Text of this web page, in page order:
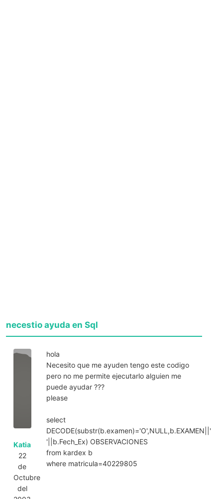
necestio ayuda en Sql
Katia
22
de
Octubre
del
hola
Necesito que me ayuden tengo este codigo
pero no me permite ejecutarlo alguien me
puede ayudar ???
please
select
DECODE(substr(b.examen)='O',NULL,b.EXAMEN||'
'||b.Fech_Ex) OBSERVACIONES
from kardex b
where matricula=40229805